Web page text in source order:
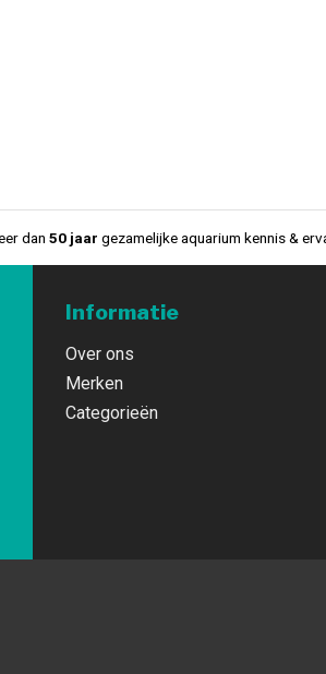
dan 50 jaar gezamelijke aquarium kennis &
Informatie
Over ons
Merken
Categorieën